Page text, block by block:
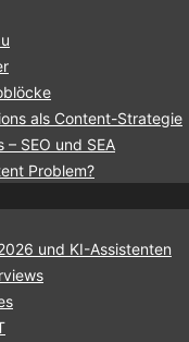
als Content-Strategie
SEO und SEA
Problem?
und KI-Assistenten